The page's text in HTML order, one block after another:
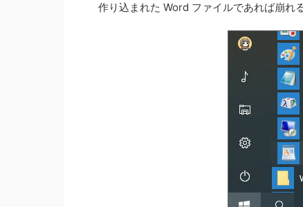
作り込まれた Word ファイルであれば崩れ